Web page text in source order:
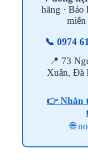
hãng · Bảo
📞 0974
📍 73
Xuân, Đà
👉 Nhắn
🌐